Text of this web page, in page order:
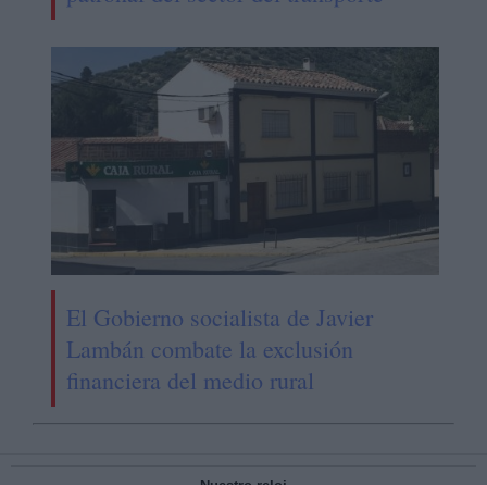
El Gobierno socialista de Javier
Lambán combate la exclusión
financiera del medio rural